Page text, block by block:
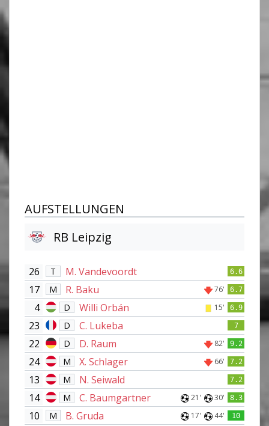
AUFSTELLUNGEN
RB Leipzig
26 T M. Vandevoordt 6.6
17 M R. Baku 76' 6.7
4 D Willi Orbán 15' 6.9
23 D C. Lukeba 7
22 D D. Raum 82' 9.2
24 M X. Schlager 66' 7.2
13 M N. Seiwald 7.2
14 M C. Baumgartner 21' 30' 8.3
10 M B. Gruda 17' 44' 10